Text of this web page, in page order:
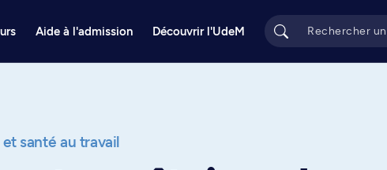
Aide à l'admission Découvrir l'UdeM
et santé au travail